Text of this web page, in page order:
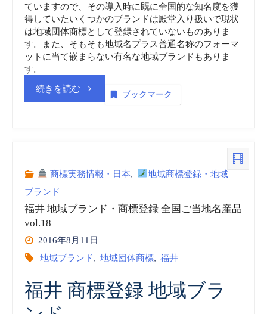
ていますので、その導入時に既に全国的な知名度を獲
得していたいくつかのブランドは殿堂入り扱いで現状
は地域団体商標として登録されていないものありま
す。また、そもそも地域名プラス普通名称のフォーマ
ットに当て嵌まらない有名な地域ブランドもありま
す。
続きを読む“地
ラ
ブックマーク
商標実務情報・日本,
地域商標登録・地域
ブランド
福井 地域ブランド・商標登録 全国ご当地名産品
vol.18
2016年8月11日
地域ブランド, 地域団体商標, 福井
福井 商標登録 地域ブラ